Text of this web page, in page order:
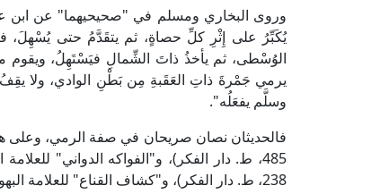
وروى البخاري ومسلم في "صحيحيهما" عن ابن
يُكَبِّرُ على إِثْرِ كلِّ حصاةٍ، ثم يتقَدَّمُ حتى يُسْهِلَ،
الوُسْطى، ثم يأخذُ ذاتَ الشِّمالِ فيَسْتَهِلُ، ويقوم
يرمي جَمْرةَ ذاتِ العَقَبةِ مِن بَطْنِ الوادي، ولا
وسلَّم يفعَلُه".
238، ط. دار الفكر)، و"كشاف القناع" للعلامة البهوتي (2/ 509، ط. دار الكتب العلمية).